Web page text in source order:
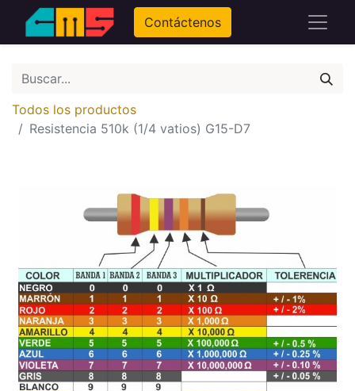
Contáctenos
Todos los productos
Resistencia 510k (1/4 vatios) G15-D7